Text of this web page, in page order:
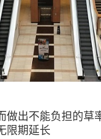
冠
病
毒
确
人
人
做出不能负担的草
限期延长